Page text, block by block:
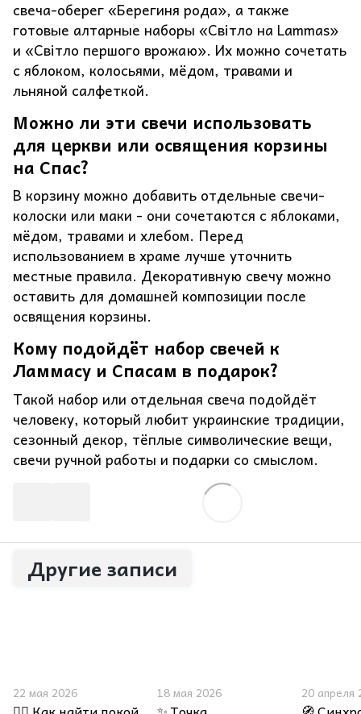
свеча-оберег «Берегиня рода», а также
готовые алтарные наборы «Світло на Lammas»
и «Світло першого врожаю». Их можно сочетать
с яблоком, колосьями, мёдом, травами и
льняной салфеткой.
Можно ли эти свечи использовать
для церкви или освящения корзины
на Спас?
В корзину можно добавить отдельные свечи-
колоски или маки - они сочетаются с яблоками,
мёдом, травами и хлебом. Перед
использованием в храме лучше уточнить
местные правила. Декоративную свечу можно
оставить для домашней композиции после
освящения корзины.
Кому подойдёт набор свечей к
Ламмасу и Спасам в подарок?
Такой набор или отдельная свеча подойдёт
человеку, который любит украинские традиции,
сезонный декор, тёплые символические вещи,
свечи ручной работы и подарки со смыслом.
Другие записи
22 мая 2026 18 мая 2026 20 апреля